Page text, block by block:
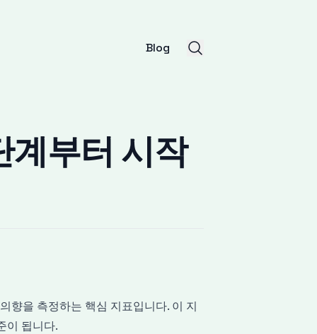
Blog
계부터 시작
향을 측정하는 핵심 지표입니다. 이 지
이 됩니다.